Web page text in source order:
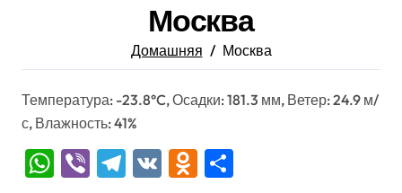
Москва
Домашняя Москва
Температура: -23.8°C, Осадки: 181.3 мм, Ветер: 24.9 м/
с, Влажность: 41%
WhatsApp
ViberTelegram
VK Odnoklassniki